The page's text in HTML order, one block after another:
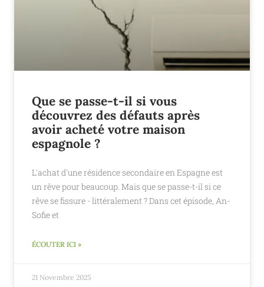
Que se passe-t-il si vous
découvrez des défauts après
avoir acheté votre maison
espagnole ?
L'achat d'une résidence secondaire en Espagne est
un rêve pour beaucoup. Mais que se passe-t-il si ce
rêve se fissure - littéralement ? Dans cet épisode, An-
Sofie et
ÉCOUTER ICI »
21 Novembre 2025